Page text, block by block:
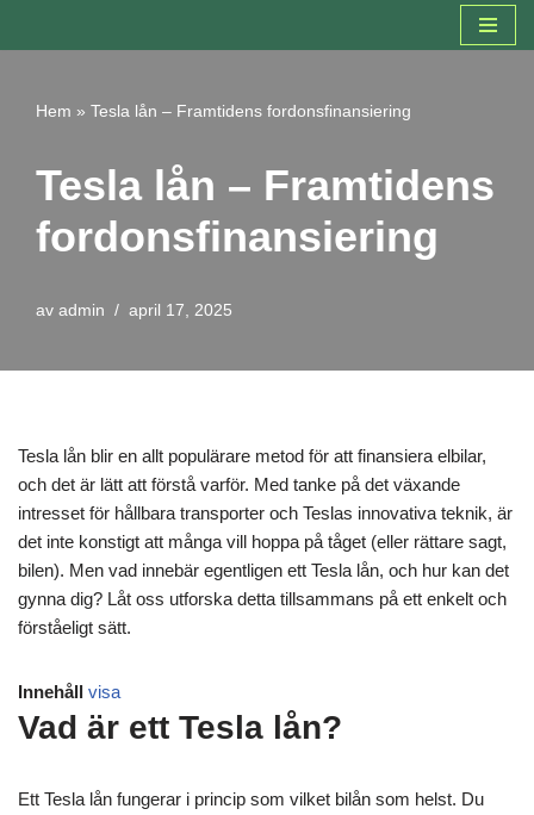
innehåll
Hem » Tesla lån – Framtidens fordonsfinansiering
Tesla lån – Framtidens
fordonsfinansiering
av admin april 17, 2025
Tesla lån blir en allt populärare metod för att finansiera elbilar,
och det är lätt att förstå varför. Med tanke på det växande
intresset för hållbara transporter och Teslas innovativa teknik, är
det inte konstigt att många vill hoppa på tåget (eller rättare sagt,
bilen). Men vad innebär egentligen ett Tesla lån, och hur kan det
gynna dig? Låt oss utforska detta tillsammans på ett enkelt och
förståeligt sätt.
Innehåll visa
Vad är ett Tesla lån?
Ett Tesla lån fungerar i princip som vilket bilån som helst. Du